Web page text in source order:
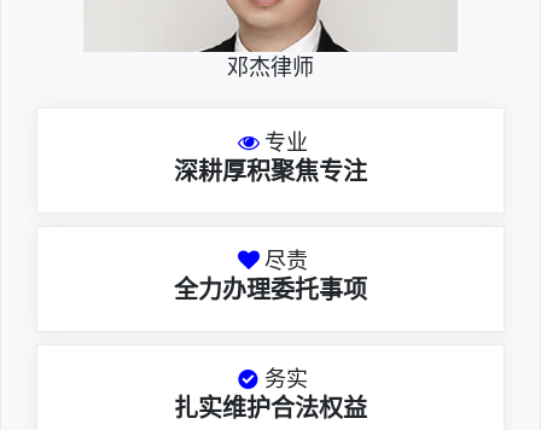
邓杰律师
专业
深耕厚积聚焦专注
尽责
全力办理委托事项
务实
扎实维护合法权益